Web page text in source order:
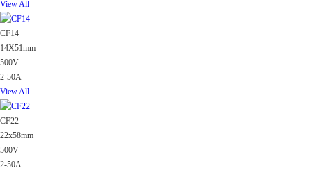
View All
CF14
14X51mm
500V
2-50A
View All
CF22
22x58mm
500V
2-50A